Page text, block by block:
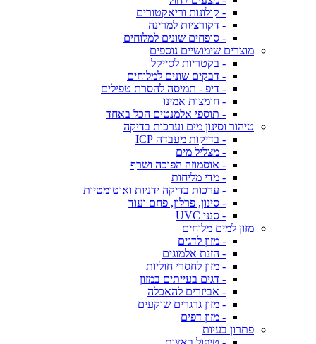
- קולונות וריאקטורים
- דקורציות למרינה
- סופחים שונים למלוחים
מוצרים שימושיים נוספים
- בקטריות לסייקל
- דבקים שונים למלוחים
- דיפ - תמיסה להסרת טפילים
- חומצות אמינו
- תוספי אלמנטים הכל באחד
טיהור וסינון מים וערכות בדיקה
- בדיקות מעבדה ICP
- מצליל מים
- אוסמוזה הפוכה ושרף
- מדי מליחות
- ערכות בדיקה ידניות ואוטומטיות
- סינון, פרלון, פחם ועוד
- סנני UVC
מזון למים מלוחים
- מזון לדגים
- הזנת אלמוגים
- מזון לחסרי חוליות
- דגים בעייתים במזון
- אביזרים להאכלה
- מזון גרגרים שוקעים
- מזון דפים
פתרון בעיות